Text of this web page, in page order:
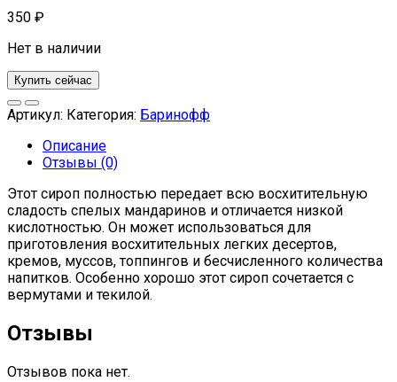
350 ₽
Нет в наличии
Купить сейчас
Артикул: Категория: Баринофф
Описание
Отзывы (0)
Этот сироп полностью передает всю восхитительную
сладость спелых мандаринов и отличается низкой
кислотностью. Он может использоваться для
приготовления восхитительных легких десертов,
кремов, муссов, топпингов и бесчисленного количества
напитков. Особенно хорошо этот сироп сочетается с
вермутами и текилой.
Отзывы
Отзывов пока нет.